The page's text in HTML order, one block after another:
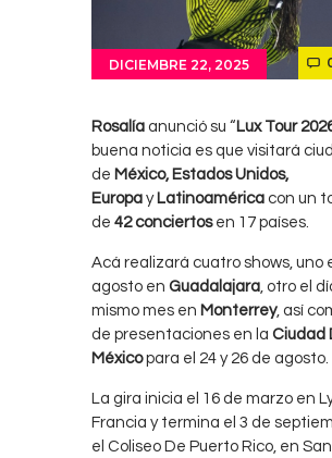
DICIEMBRE 22, 2025
Rosalía anunció su “ Lux Tour
buena noticia es que visitará
de México, Estados Unidos,
Europa y Latinoamérica con un
de 42 conciertosen 17 países.
Acá realizará cuatro shows, uno
agosto en Guadalajara , otro el
mismo mes en Monterrey, así
de presentaciones en la Ciudad
Méxicopara el 24 y 26 de agosto.
La gira inicia el 16 de marzo en
Francia y termina el 3 de
el Coliseo De Puerto Rico, en